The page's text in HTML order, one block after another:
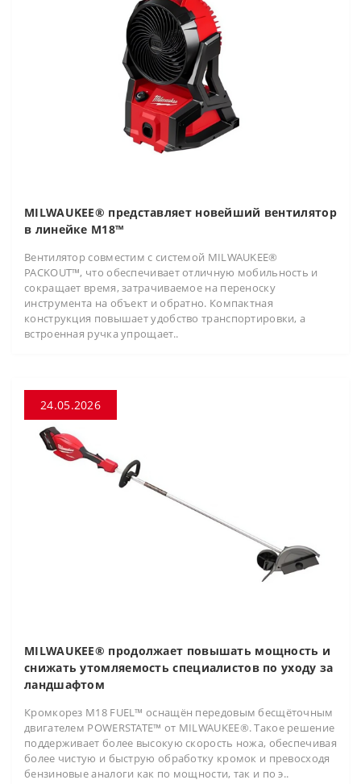
MILWAUKEE® представляет новейший вентилятор
в линейке M18™
Вентилятор совместим с системой MILWAUKEE®
PACKOUT™, что обеспечивает отличную мобильность и
сокращает время, затрачиваемое на переноску
инструмента на объект и обратно. Компактная
конструкция повышает удобство транспортировки, а
встроенная ручка упрощает..
24.05.2026
MILWAUKEE® продолжает повышать мощность и
снижать утомляемость специалистов по уходу за
ландшафтом
Кромкорез M18 FUEL™ оснащён передовым бесщёточным
двигателем POWERSTATE™ от MILWAUKEE®. Такое решение
поддерживает более высокую скорость ножа, обеспечивая
более чистую и быструю обработку кромок и превосходя
бензиновые аналоги как по мощности, так и по э..